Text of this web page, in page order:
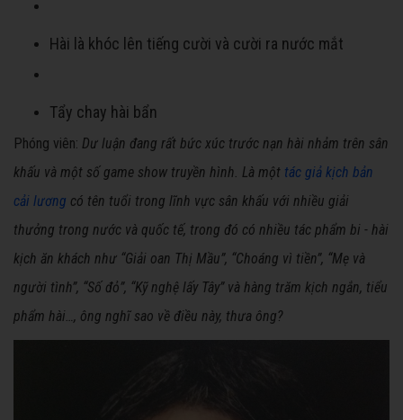
Hài là khóc lên tiếng cười và cười ra nước mắt
Tẩy chay hài bẩn
Phóng viên: Dư luận đang rất bức xúc trước nạn hài nhảm trên sân
khấu và một số game show truyền hình. Là một tác giả kịch bản
cải lương có tên tuổi trong lĩnh vực sân khấu với nhiều giải
thưởng trong nước và quốc tế, trong đó có nhiều tác phẩm bi - hài
kịch ăn khách như “Giải oan Thị Mầu”, “Choáng vì tiền”, “Mẹ và
người tình”, “Số đỏ”, “Kỹ nghệ lấy Tây” và hàng trăm kịch ngắn, tiểu
phẩm hài…, ông nghĩ sao về điều này, thưa ông?